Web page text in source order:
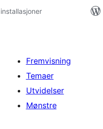
Fremvisning
Temaer
Utvidelser
Mønstre